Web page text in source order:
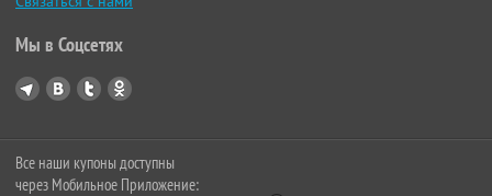
Мы в Соцсетях
Все наши купоны доступны
через Мобильное Приложение: